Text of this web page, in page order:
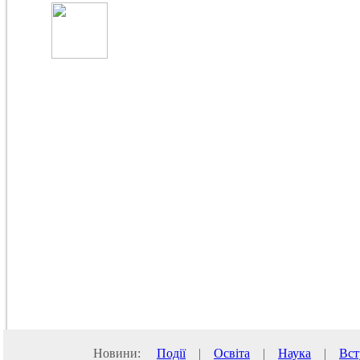
Новини: Події| Освіта | Наука |